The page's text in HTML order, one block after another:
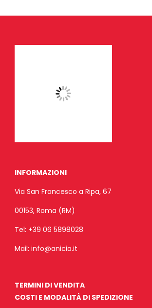
INFORMAZIONI
Via San Francesco a Ripa, 67
00153, Roma (RM)
Tel: +39 06 5898028
Mail: info@anicia.it
TERMINI DI VENDITA
COSTI E MODALITÀ DI SPEDIZIONE